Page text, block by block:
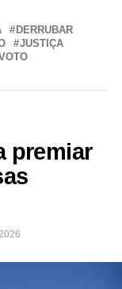
DERRUBAR
JUSTIÇA
premiar